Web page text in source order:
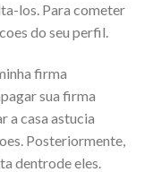
los. Para cometer
do seu perfil.
firma
sua firma
a casa astucia
Posteriormente,
dentrode eles.